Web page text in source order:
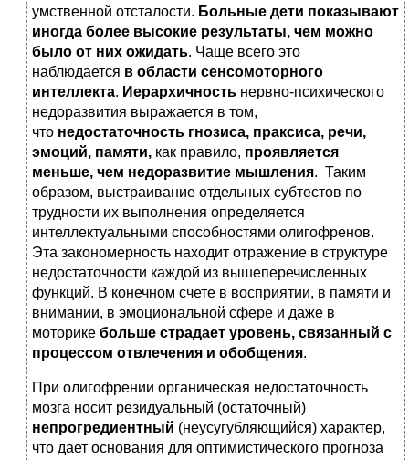
умственной отсталости. Больные дети показывают
иногда более высокие результаты, чем можно
было от них ожидать. Чаще всего это
наблюдается в области сенсомоторного
интеллекта. Иерархичность нервно-психического
недоразвития выражается в том,
что недостаточность гнозиса, праксиса, речи,
эмоций, памяти, как правило, проявляется
меньше, чем недоразвитие мышления. Таким
образом, выстраивание отдельных субтестов по
трудности их выполнения определяется
интеллектуальными способностями олигофренов.
Эта закономерность находит отражение в структуре
недостаточности каждой из вышеперечисленных
функций. В конечном счете в восприятии, в памяти и
внимании, в эмоциональной сфере и даже в
моторике больше страдает уровень, связанный с
процессом отвлечения и обобщения.
При олигофрении органическая недостаточность
мозга носит резидуальный (остаточный)
непрогредиентный (неусугубляющийся) характер,
что дает основания для оптимистического прогноза